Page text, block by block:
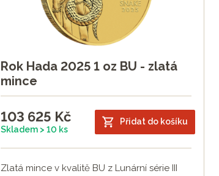
Rok Hada 2025 1 oz BU - zlatá
mince
103 625 Kč
Skladem > 10 ks
Přidat do košíku
Zlatá mince v kvalitě BU z Lunární série III